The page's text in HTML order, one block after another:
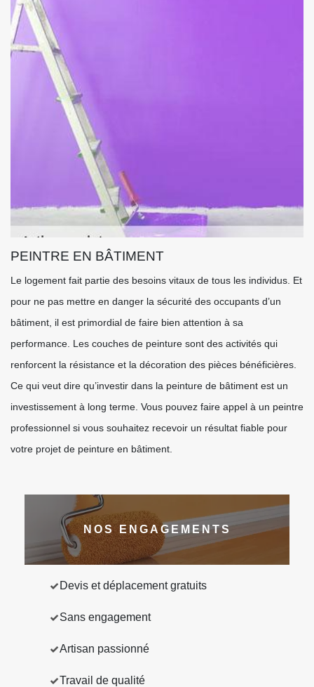
PEINTRE EN BÂTIMENT
Le logement fait partie des besoins vitaux de tous les individus. Et
pour ne pas mettre en danger la sécurité des occupants d’un
bâtiment, il est primordial de faire bien attention à sa
performance. Les couches de peinture sont des activités qui
renforcent la résistance et la décoration des pièces bénéficières.
Ce qui veut dire qu’investir dans la peinture de bâtiment est un
investissement à long terme. Vous pouvez faire appel à un peintre
professionnel si vous souhaitez recevoir un résultat fiable pour
votre projet de peinture en bâtiment.
NOS ENGAGEMENTS
Devis et déplacement gratuits
Sans engagement
Artisan passionné
Travail de qualité